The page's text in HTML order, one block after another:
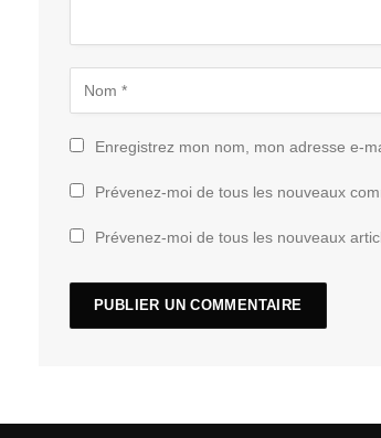
Enregistrez mon nom, mon adresse e-
Prévenez-moi de tous les nouveaux
Prévenez-moi de tous les nouveaux